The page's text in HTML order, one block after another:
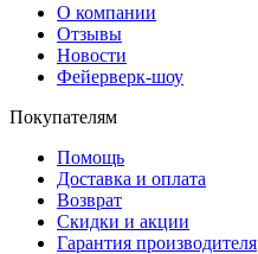
О компании
Отзывы
Новости
Фейерверк-шоу
Покупателям
Помощь
Доставка и оплата
Возврат
Скидки и акции
Гарантия производителя